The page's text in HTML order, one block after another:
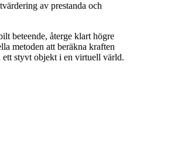
av prestanda och
beteende, återge klart högre
metoden att beräkna kraften
ett styvt objekt i en virtuell värld.